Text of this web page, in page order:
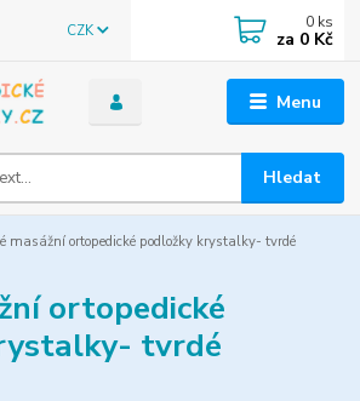
Menu
CZK
Hledat
0 ks
za 0 Kč
masážní ortopedické podložky krystalky- tvrdé
ortopedické
tvrdé